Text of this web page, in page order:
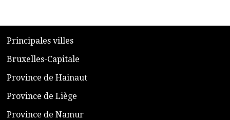
​Principales villes
​Bruxelles-Capitale
​Province de Hainaut
Province de Liège
​Province de Namur